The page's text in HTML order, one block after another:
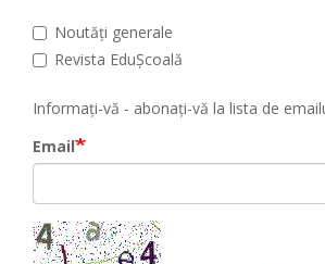
Noutăți generale
Revista EduȘcoală
Informați-vă - abonați-vă la lista de
Email